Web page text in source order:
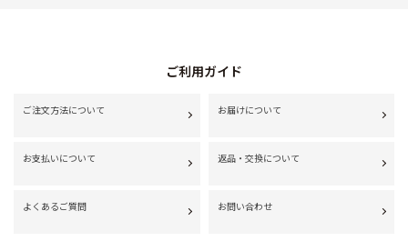
ご利用ガイド
ご注文方法について お届けについて
お支払いについて 返品・交換について
よくあるご質問 お問い合わせ